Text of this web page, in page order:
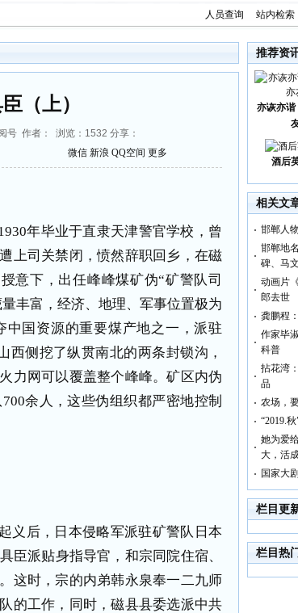
人员查询 站内检索
（上）
号 作者： 浏览： 1532 分享：
微信 新浪 QQ空间 更多
年毕业于直隶天津警官学校，曾
上司关禁闭，愤然辞职回乡，在磁
意下，出任峰峰煤矿伪“矿警队司
丰富，经济、地理、军事位置极为
国资源的重要煤产地之一，派驻
西侧挖了纵贯南北的两条封锁沟，
力网可以覆盖整个峰峰。矿区内伪
700余人，这些伪组织都严密地控制
义后，日本侵略军派驻矿警队日本
臣派贴身指导官，和宗同院住宿、
这时，宗的内弟韩永泉奉一二九师
的工作，同时，磁县县委选派中共
推荐资
亦诙亦谐
酒后
相关文
邯郸人
邯郸地
碑、马文
动画片
郎去世
龚鹏程
作家毕
科普
拈花湾
品
农场，
“2019.
她为爱
大，活
国家大
栏目更
栏目热